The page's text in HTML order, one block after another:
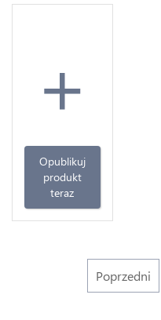
+
Opublikuj
produkt
teraz
Poprzedni